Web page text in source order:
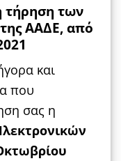
τήρηση των
ΑΑΔΕ, από
και
που
σας η